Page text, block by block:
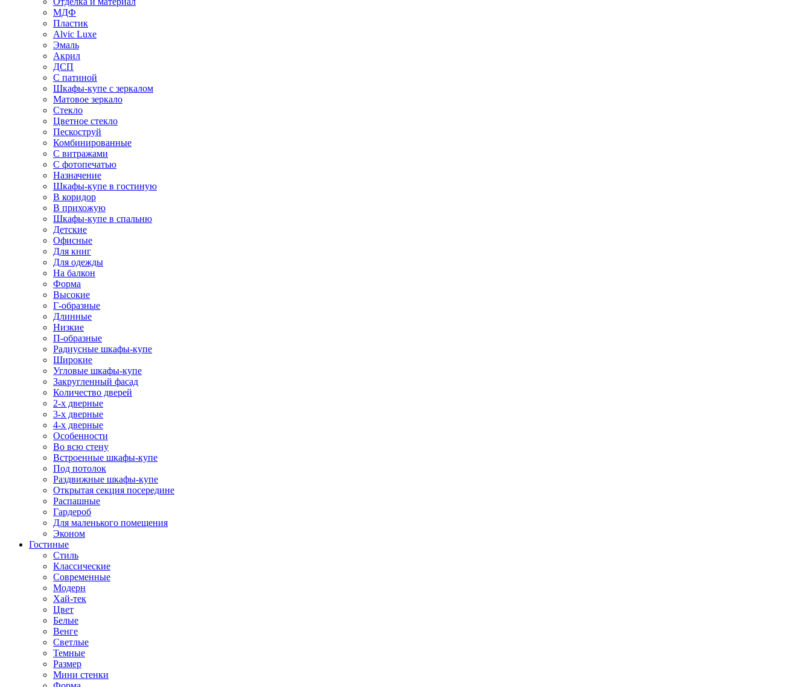
МДФ
Пластик
Alvic Luxe
Эмаль
Акрил
ДСП
С патиной
Шкафы-купе с зеркалом
Матовое зеркало
Стекло
Цветное стекло
Пескоструй
Комбинированные
С витражами
С фотопечатью
Назначение
Шкафы-купе в гостиную
В коридор
В прихожую
Шкафы-купе в спальню
Детские
Офисные
Для книг
Для одежды
На балкон
Форма
Высокие
Г-образные
Длинные
Низкие
П-образные
Радиусные шкафы-купе
Широкие
Угловые шкафы-купе
Закругленный фасад
Количество дверей
2-х дверные
3-х дверные
4-х дверные
Особенности
Во всю стену
Встроенные шкафы-купе
Под потолок
Раздвижные шкафы-купе
Открытая секция посередине
Распашные
Гардероб
Для маленького помещения
Эконом
Гостиные
Стиль
Классические
Современные
Модерн
Хай-тек
Цвет
Белые
Венге
Светлые
Темные
Размер
Мини стенки